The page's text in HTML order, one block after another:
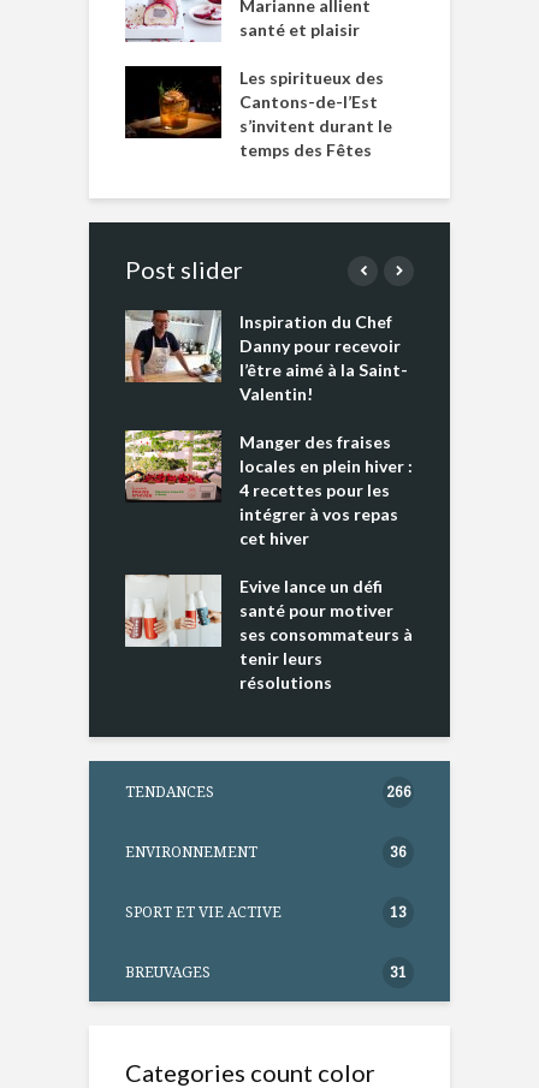
Marianne allient
santé et plaisir
Les spiritueux des
Cantons-de-l’Est
s’invitent durant le
temps des Fêtes
Post slider
Inspiration du Chef
Danny pour recevoir
l’être aimé à la Saint-
Valentin!
Manger des fraises
locales en plein hiver :
4 recettes pour les
intégrer à vos repas
cet hiver
Evive lance un défi
santé pour motiver
ses consommateurs à
tenir leurs
résolutions
TENDANCES 266
ENVIRONNEMENT 36
SPORT ET VIE ACTIVE 13
BREUVAGES 31
Categories count color